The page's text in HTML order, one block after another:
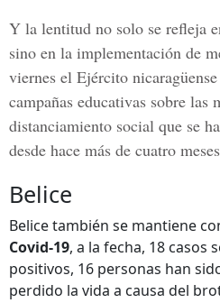
Y la lentitud no solo se refleja
sino en la implementación de
viernes el Ejército
campañas educativas sobre las
distanciamiento social que se
desde hace más de cuatro
Belice
Belice también se mantiene
Covid-19, a la fecha, 18 casos
positivos, 16 personas han
perdido la vida a causa del